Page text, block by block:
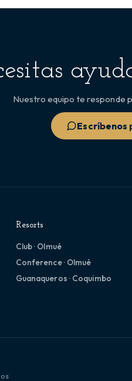
Nuestro equipo te responde
Escríbenos
Resorts
Club · Olmué
Conference · Olmué
Guanaqueros · Coquimbo